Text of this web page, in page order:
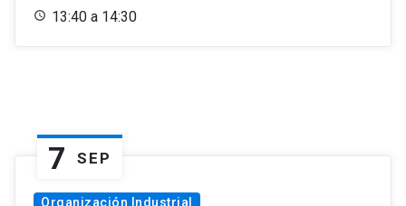
13:40 a 14:30
7 SEP
Organización Industrial